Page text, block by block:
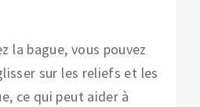
la bague, vous pouvez
sur les reliefs et les
ce qui peut aider à